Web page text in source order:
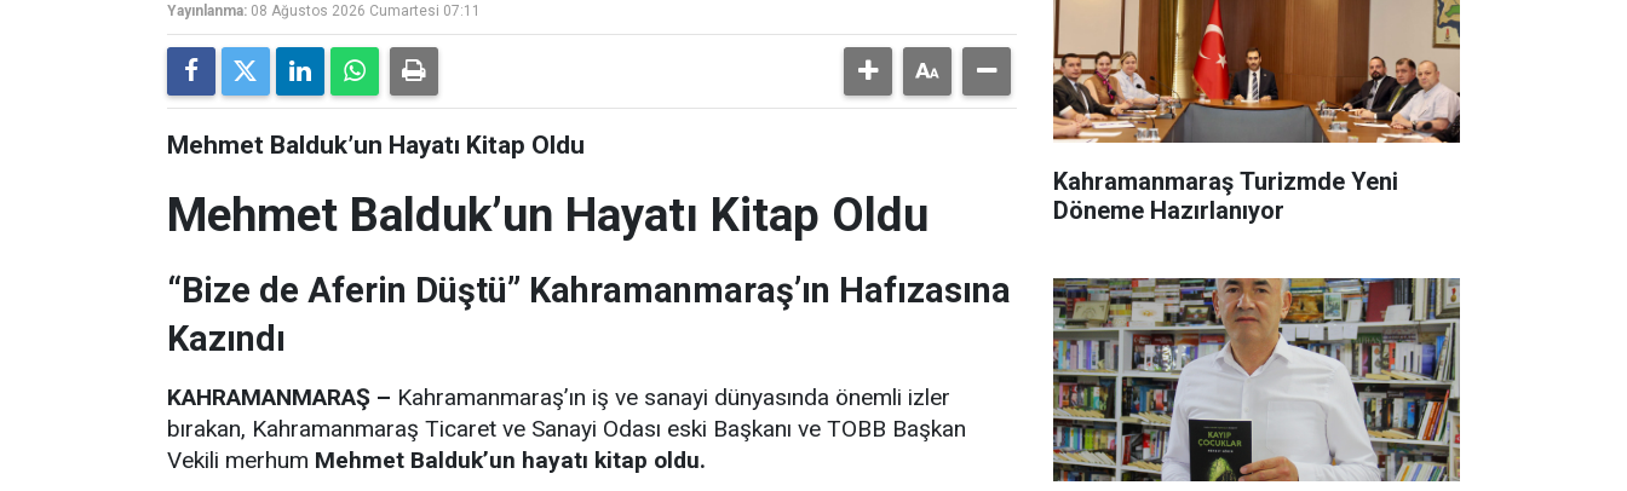
Yayınlanma: 08 Ağustos 2026 Cumartesi 07:11
Mehmet Balduk’un Hayatı Kitap Oldu
Mehmet Balduk’un Hayatı Kitap Oldu
“Bize de Aferin Düştü” Kahramanmaraş’ın Hafızasına
Kazındı
KAHRAMANMARAŞ – Kahramanmaraş’ın iş ve sanayi dünyasında önemli izler
bırakan, Kahramanmaraş Ticaret ve Sanayi Odası eski Başkanı ve TOBB Başkan
Vekili merhum Mehmet Balduk’un hayatı kitap oldu.
Kahramanmaraş Turizmde Yeni
Döneme Hazırlanıyor